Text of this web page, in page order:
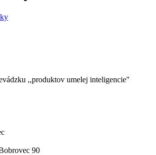
,,produktov umelej inteligencie"
90